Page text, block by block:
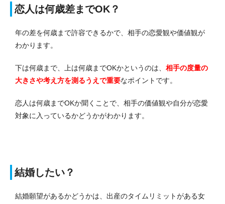
恋人は何歳差までOK？
年の差を何歳まで許容できるかで、相手の恋愛観や価値観が
わかります。
下は何歳まで、上は何歳までOKかというのは、 相手の度量の
大きさや考え方を測るうえで重要なポイントです。
恋人は何歳までOKか聞くことで、相手の価値観や自分が恋愛
対象に入っているかどうかがわかります。
結婚したい？
結婚願望があるかどうかは、出産のタイムリミットがある女